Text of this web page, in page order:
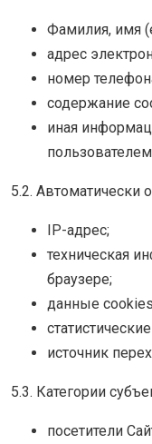
Фамилия, имя
адрес
номер
содержание
иная
5.2.
IP-адрес;
техническая
браузере;
данные
источник
5.3. Категории
посетители